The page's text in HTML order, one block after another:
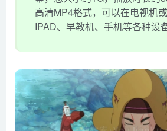
高清MP4格式，可以在电视机或
IPAD、早教机、手机等各种设